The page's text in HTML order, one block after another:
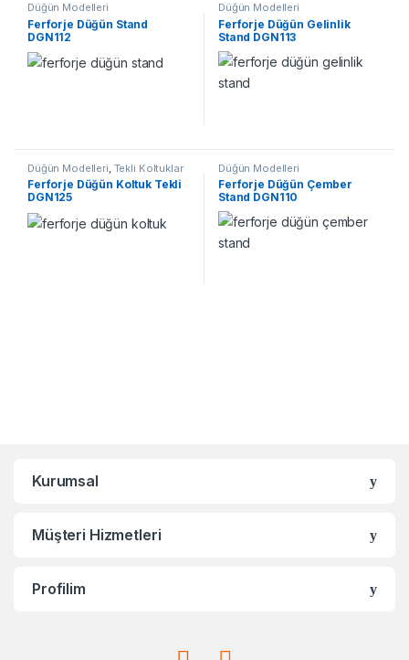
Düğün Modelleri
Ferforje Düğün Stand
DGN112
Düğün Modelleri
Ferforje Düğün Gelinlik
Stand DGN113
Düğün Modelleri Tekli Koltuklar
Ferforje Düğün Koltuk Tekli
DGN125
Düğün Modelleri
Ferforje Düğün Çember
Stand DGN110
Kurumsal
Müşteri Hizmetleri
Profilim